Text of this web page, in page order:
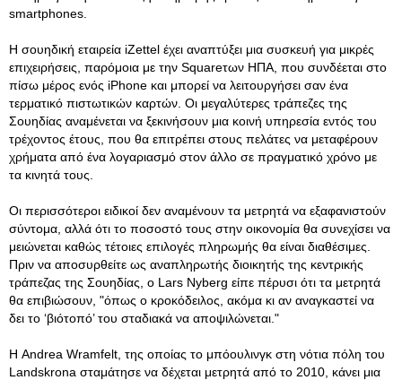
smartphones.
Η σουηδική εταιρεία iZettel έχει αναπτύξει μια συσκευή για μικρές
επιχειρήσεις, παρόμοια με την Squareτων ΗΠΑ, που συνδέεται στο
πίσω μέρος ενός iPhone και μπορεί να λειτουργήσει σαν ένα
τερματικό πιστωτικών καρτών. Οι μεγαλύτερες τράπεζες της
Σουηδίας αναμένεται να ξεκινήσουν μια κοινή υπηρεσία εντός του
τρέχοντος έτους, που θα επιτρέπει στους πελάτες να μεταφέρουν
χρήματα από ένα λογαριασμό στον άλλο σε πραγματικό χρόνο με
τα κινητά τους.
Οι περισσότεροι ειδικοί δεν αναμένουν τα μετρητά να εξαφανιστούν
σύντομα, αλλά ότι το ποσοστό τους στην οικονομία θα συνεχίσει να
μειώνεται καθώς τέτοιες επιλογές πληρωμής θα είναι διαθέσιμες.
Πριν να αποσυρθείτε ως αναπληρωτής διοικητής της κεντρικής
τράπεζας της Σουηδίας, ο Lars Nyberg είπε πέρυσι ότι τα μετρητά
θα επιβιώσουν, "όπως ο κροκόδειλος, ακόμα κι αν αναγκαστεί να
δει το ‘βιότοπό’ του σταδιακά να αποψιλώνεται."
Η Andrea Wramfelt, της οποίας το μπόουλινγκ στη νότια πόλη του
Landskrona σταμάτησε να δέχεται μετρητά από το 2010, κάνει μια